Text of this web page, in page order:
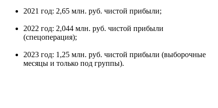
2021 год: 2,65 млн. руб. чистой прибыли;
2022 год: 2,044 млн. руб. чистой прибыли
(спецоперация);
2023 год: 1,25 млн. руб. чистой прибыли (выборочные
месяцы и только под группы).